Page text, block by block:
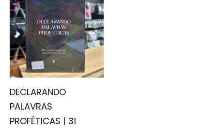
DECLARANDO
PALAVRAS
PROFÉTICAS | 31